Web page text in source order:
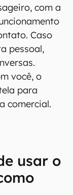
com a
Caso
pessoal,
você, o
para
comercial.
usar o